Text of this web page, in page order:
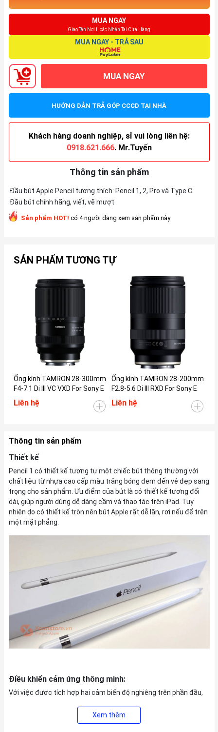
MUA NGAY
Giao Tận Nơi Hoặc Nhận Tại Cửa Hàng
MUA NGAY - TRẢ SAU
MUA NGAY
HƯỚNG DẪN TRẢ GÓP CCCD TẠI NHÀ
Khách hàng doanh nghiệp, sỉ vui lòng liên hệ:
0918.621.666. Mr.Tuyến
Thông tin sản phẩm
Đầu bút Apple Pencil tương thích: Pencil 1, 2, Pro và Type C
Đầu bút chính hãng, viết, vẽ mượt
Sản phẩm HOT! có 4 người đang xem sản phẩm này
SẢN PHẨM TƯƠNG TỰ
Ống kính TAMRON 28-300mm
F4-7.1 Di III VC VXD For Sony E
Liên hệ
Ống kính TAMRON 28-200mm
F2.8-5.6 Di III RXD For Sony E
Liên hệ
Thông tin sản phẩm
Thiết kế
Pencil 1 có thiết kế tương tự một chiếc bút thông thường với
chất liệu từ nhựa cao cấp màu trắng bóng đem đến vẻ đẹp sang
trọng cho sản phẩm. Ưu điểm của bút là có thiết kế tương đối
dài, giúp người dùng dễ dàng cầm và thao tác trên iPad. Tuy
nhiên do có thiết kế tròn nên bút Apple rất dễ lăn, rơi nếu để trên
một mặt phẳng.
Điều khiển cảm ứng thông minh:
Với việc được tích hợp hai cảm biến độ nghiêng trên phần đầu,
đi nét chính xác. Mọi thao tác viết, vẽ, nét thanh, nét đậm, đổ
bóng,… đều được thực hiện đơn giản như khi bạn sử dụng một
Xem thêm